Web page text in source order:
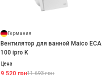
Германия
Вентилятор для ванной Maico ECA
100 ipro K
Цена
9 520 грн11 693 грн